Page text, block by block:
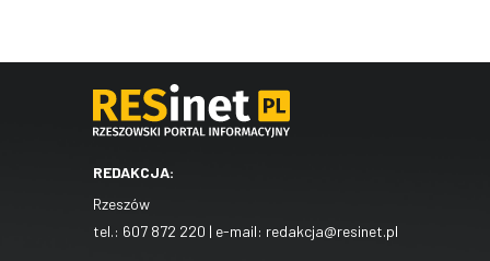
REDAKCJA:
Rzeszów
tel.: 607 872 220 | e-mail: redakcja@resinet.pl